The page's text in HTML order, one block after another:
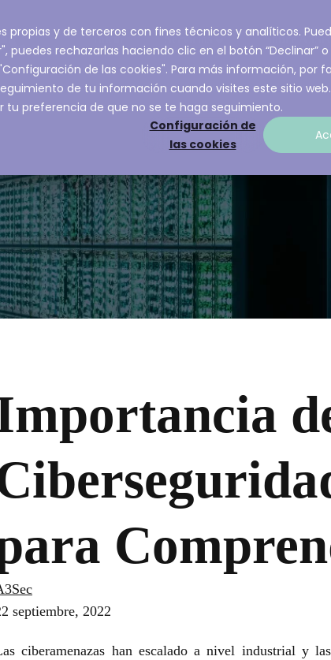
propias y de terceros con fines técnicos y analíticos.
puedes rechazarlas haciendo clic en el botón “Declinar”
de las cookies". Para más información, por
de tu información cuando visites este sitio
tu preferencia de que no se te haga seguimiento.
Configuración de
las cookies
Inicio Servicios Sobre A3Sec
septiembre, 2022
ciberamenazas han escalado a nivel industrial y